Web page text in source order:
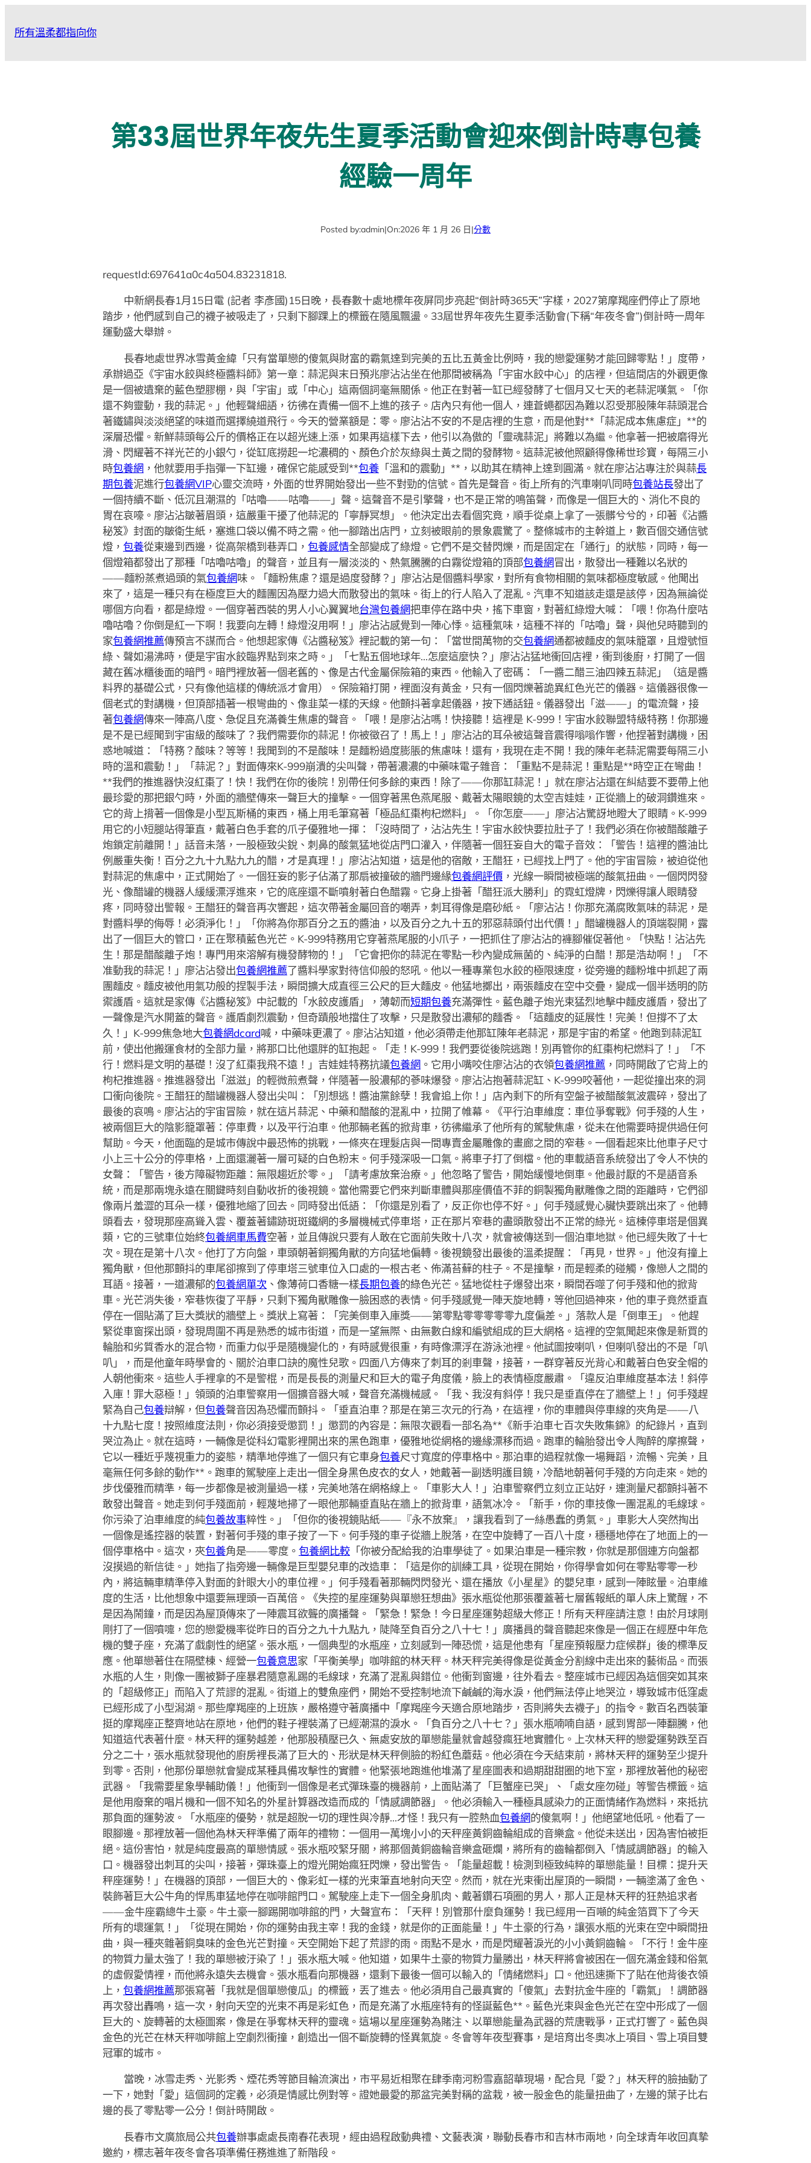
所有溫柔都指向你
第33屆世界年夜先生夏季活動會迎來倒計時專包養
經驗一周年
Posted by:admin|On:2026 年 1 月 26 日|分數
requestId:697641a0c4a504.83231818.
中新網長春1月15日電 (記者 李彥國)15日晚，長春數十處地標年夜屏同步亮起“倒計時365天”字樣，2027第摩羯座們停止了原地
踏步，他們感到自己的襪子被吸走了，只剩下腳踝上的標籤在隨風飄盪。33屆世界年夜先生夏季活動會(下稱“年夜冬會”)倒計時一周年
運動盛大舉辦。
長春地處世界冰雪黃金緯「只有當單戀的傻氣與財富的霸氣達到完美的五比五黃金比例時，我的戀愛運勢才能回歸零點！」度帶，
承辦過亞《宇宙水餃與終極醬料師》第一章：蒜泥與末日預兆廖沾沾坐在他那間被稱為「宇宙水餃中心」的店裡，但這間店的外觀更像
是一個被遺棄的藍色塑膠棚，與「宇宙」或「中心」這兩個詞毫無關係。他正在對著一缸已經發酵了七個月又七天的老蒜泥嘆氣。「你
還不夠靈動，我的蒜泥。」他輕聲細語，彷彿在責備一個不上進的孩子。店內只有他一個人，連蒼蠅都因為難以忍受那股陳年蒜頭混合
著鐵鏽與淡淡絕望的味道而選擇繞道飛行。今天的營業額是：零。廖沾沾不安的不是店裡的生意，而是他對**「蒜泥成本焦慮症」**的
深層恐懼。新鮮蒜頭每公斤的價格正在以超光速上漲，如果再這樣下去，他引以為傲的「靈魂蒜泥」將難以為繼。他拿著一把被磨得光
滑、閃耀著不祥光芒的小銀勺，從缸底撈起一坨濃稠的、顏色介於灰綠與土黃之間的發酵物。這蒜泥被他照顧得像稀世珍寶，每隔三小
時包養網，他就要用手指彈一下缸邊，確保它能感受到**包養「溫和的震動」**，以助其在精神上達到圓滿。就在廖沾沾專注於與蒜長
期包養泥進行包養網VIP心靈交流時，外面的世界開始發出一些不對勁的信號。首先是聲音。街上所有的汽車喇叭同時包養站長發出了
一個持續不斷、低沉且潮濕的「咕嚕——咕嚕——」聲。這聲音不是引擎聲，也不是正常的鳴笛聲，而像是一個巨大的、消化不良的
胃在哀嚎。廖沾沾皺著眉頭，這嚴重干擾了他蒜泥的「寧靜冥想」。他決定出去看個究竟，順手從桌上拿了一張髒兮兮的，印著《沾醬
秘笈》封面的皺衛生紙，塞進口袋以備不時之需。他一腳踏出店門，立刻被眼前的景象震驚了。整條城市的主幹道上，數百個交通信號
燈， 包養從東邊到西邊，從高架橋到巷弄口， 包養感情全部變成了綠燈。它們不是交替閃爍，而是固定在「通行」的狀態，同時，每一
個燈箱都發出了那種「咕嚕咕嚕」的聲音，並且有一層淡淡的、熱氣騰騰的白霧從燈箱的頂部包養網冒出，散發出一種難以名狀的
——麵粉蒸煮過頭的氣包養網味。「麵粉焦慮？還是過度發酵？」廖沾沾是個醬料學家，對所有食物相關的氣味都極度敏感。他聞出
來了，這是一種只有在極度巨大的麵團因為壓力過大而散發出的氣味。街上的行人陷入了混亂。汽車不知道該走還是該停，因為無論從
哪個方向看，都是綠燈。一個穿著西裝的男人小心翼翼地台灣包養網把車停在路中央，搖下車窗，對著紅綠燈大喊：「喂！你為什麼咕
嚕咕嚕？你倒是紅一下啊！我要向左轉！綠燈沒用啊！」廖沾沾感覺到一陣心悸。這種氣味，這種不祥的「咕嚕」聲，與他兒時聽到的
家包養網推薦傳預言不謀而合。他想起家傳《沾醬秘笈》裡記載的第一句：「當世間萬物的交包養網通都被麵皮的氣味籠罩，且燈號恒
綠、聲如湯沸時，便是宇宙水餃臨界點到來之時。」「七點五個地球年…怎麼這麼快？」廖沾沾猛地衝回店裡，衝到後廚，打開了一個
藏在舊冰櫃後面的暗門。暗門裡放著一個老舊的、像是古代金屬保險箱的東西。他輸入了密碼：「一醬二醋三油四辣五蒜泥」（這是醬
料界的基礎公式，只有像他這樣的傳統派才會用）。保險箱打開，裡面沒有黃金，只有一個閃爍著詭異紅色光芒的儀器。這儀器很像一
個老式的對講機，但頂部插著一根彎曲的、像韭菜一樣的天線。他顫抖著拿起儀器，按下通話鈕。儀器發出「滋——」的電流聲，接
著包養網傳來一陣高八度、急促且充滿養生焦慮的聲音。「喂！是廖沾沾嗎！快接聽！這裡是 K-999！宇宙水餃聯盟特級特務！你那邊
是不是已經聞到宇宙級的酸味了？我們需要你的蒜泥！你被徵召了！馬上！」廖沾沾的耳朵被這聲音震得嗡嗡作響，他捏著對講機，困
惑地喊道：「特務？酸味？等等！我聞到的不是酸味！是麵粉過度膨脹的焦慮味！還有，我現在走不開！我的陳年老蒜泥需要每隔三小
時的溫和震動！」「蒜泥？」對面傳來K-999崩潰的尖叫聲，帶著濃濃的中藥味電子雜音：「重點不是蒜泥！重點是**時空正在彎曲！
**我們的推進器快沒紅棗了！快！我們在你的後院！別帶任何多餘的東西！除了——你那缸蒜泥！」就在廖沾沾還在糾結要不要帶上他
最珍愛的那把銀勺時，外面的牆壁傳來一聲巨大的撞擊。一個穿著黑色燕尾服、戴著太陽眼鏡的太空吉娃娃，正從牆上的破洞鑽進來。
它的背上揹著一個像是小型瓦斯桶的東西，桶上用毛筆寫著「極品紅棗枸杞燃料」。「你怎麼——」廖沾沾驚訝地瞪大了眼睛。K-999
用它的小短腿站得筆直，戴著白色手套的爪子優雅地一揮：「沒時間了，沾沾先生！宇宙水餃快要拉肚子了！我們必須在你被醋酸離子
炮鎖定前離開！」話音未落，一股極致尖銳、刺鼻的酸氣猛地從店門口灌入，伴隨著一個狂妄自大的電子音效：「警告！這裡的醬油比
例嚴重失衡！百分之九十九點九九的醋，才是真理！」廖沾沾知道，這是他的宿敵，王醋狂，已經找上門了。他的宇宙冒險，被迫從他
對蒜泥的焦慮中，正式開始了。一個狂妄的影子佔滿了那扇被撞破的牆門邊緣包養網評價，光線一瞬間被極端的酸氣扭曲。一個閃閃發
光、像醋罐的機器人緩緩漂浮進來，它的底座還不斷噴射著白色醋霧。它身上掛著「醋狂派大勝利」的霓虹燈牌，閃爍得讓人眼睛發
疼，同時發出警報。王醋狂的聲音再次響起，這次帶著金屬回音的嘲弄，刺耳得像是磨砂紙。「廖沾沾！你那充滿腐敗氣味的蒜泥，是
對醬料學的侮辱！必須淨化！」「你將為你那百分之五的醬油，以及百分之九十五的邪惡蒜頭付出代價！」醋罐機器人的頂端裂開，露
出了一個巨大的管口，正在聚積藍色光芒。K-999特務用它穿著燕尾服的小爪子，一把抓住了廖沾沾的褲腳催促著他。「快點！沾沾先
生！那是醋酸離子炮！專門用來溶解有機發酵物的！」「它會把你的蒜泥在零點一秒內變成無菌的、純淨的白醋！那是浩劫啊！」「不
准動我的蒜泥！」廖沾沾發出包養網推薦了醬料學家對待信仰般的怒吼。他以一種專業包水餃的極限速度，從旁邊的麵粉堆中抓起了兩
團麵皮。麵皮被他用氣功般的捏製手法，瞬間擴大成直徑三公尺的巨大麵皮。他猛地擲出，兩張麵皮在空中交疊，變成一個半透明的防
禦護盾。這就是家傳《沾醬秘笈》中記載的「水餃皮護盾」，薄韌而短期包養充滿彈性。藍色離子炮光束猛烈地擊中麵皮護盾，發出了
一聲像是汽水開蓋的聲音。護盾劇烈震動，但奇蹟般地擋住了攻擊，只是散發出濃郁的麵香。「這麵皮的延展性！完美！但撐不了太
久！」K-999焦急地大包養網dcard喊，中藥味更濃了。廖沾沾知道，他必須帶走他那缸陳年老蒜泥，那是宇宙的希望。他跑到蒜泥缸
前，使出他搬運食材的全部力量，將那口比他還胖的缸抱起。「走！K-999！我們要從後院逃跑！別再管你的紅棗枸杞燃料了！」「不
行！燃料是文明的基礎！沒了紅棗我飛不遠！」吉娃娃特務抗議包養網。它用小嘴咬住廖沾沾的衣領包養網推薦，同時開啟了它背上的
枸杞推進器。推進器發出「滋滋」的輕微煎煮聲，伴隨著一股濃郁的蔘味爆發。廖沾沾抱著蒜泥缸、K-999咬著他，一起從撞出來的洞
口衝向後院。王醋狂的醋罐機器人發出尖叫：「別想逃！醬油黨餘孽！我會追上你！」店內剩下的所有空盤子被醋酸氣波震碎，發出了
最後的哀鳴。廖沾沾的宇宙冒險，就在這片蒜泥、中藥和醋酸的混亂中，拉開了帷幕。《平行泊車維度：車位爭奪戰》何手殘的人生，
被兩個巨大的陰影籠罩著：停車費，以及平行泊車。他那輛老舊的掀背車，彷彿繼承了他所有的駕駛焦慮，從未在他需要時提供過任何
幫助。今天，他面臨的是城市傳說中最恐怖的挑戰，一條夾在理髮店與一間專賣金屬雕像的畫廊之間的窄巷。一個看起來比他車子尺寸
小上三十公分的停車格，上面還灑著一層可疑的白色粉末。何手殘深吸一口氣。將車子打了倒檔。他的車載語音系統發出了令人不快的
女聲：「警告，後方障礙物距離：無限趨近於零。」「請考慮放棄治療。」他忽略了警告，開始緩慢地倒車。他最討厭的不是語音系
統，而是那兩塊永遠在關鍵時刻自動收折的後視鏡。當他需要它們來判斷車體與那座價值不菲的銅製獨角獸雕像之間的距離時，它們卻
像兩片羞澀的耳朵一樣，優雅地縮了回去。同時發出低語：「你還是別看了，反正你也停不好。」何手殘感覺心臟快要跳出來了。他轉
頭看去，發現那座高聳入雲、覆蓋著鏽跡斑斑鐵網的多層機械式停車塔，正在那片窄巷的盡頭散發出不正常的綠光。這棟停車塔是個異
類，它的三號車位始終包養網車馬費空著，並且傳說只要有人敢在它面前失敗十八次，就會被傳送到一個泊車地獄。他已經失敗了十七
次。現在是第十八次。他打了方向盤，車頭朝著銅獨角獸的方向猛地偏轉。後視鏡發出最後的溫柔提醒：「再見，世界。」他沒有撞上
獨角獸，但他那顫抖的車尾卻擦到了停車塔三號車位入口處的一根古老、佈滿苔蘚的柱子。不是撞擊，而是輕柔的碰觸，像戀人之間的
耳語。接著，一道濃郁的包養網單次 、像薄荷口香糖一樣長期包養的綠色光芒。猛地從柱子爆發出來，瞬間吞噬了何手殘和他的掀背
車。光芒消失後，窄巷恢復了平靜，只剩下獨角獸雕像一臉困惑的表情。何手殘感覺一陣天旋地轉，等他回過神來，他的車子竟然垂直
停在一個貼滿了巨大獎狀的牆壁上。獎狀上寫著：「完美倒車入庫獎——第零點零零零零零九度偏差。」落款人是「倒車王」。他趕
緊從車窗探出頭，發現周圍不再是熟悉的城市街道，而是一望無際、由無數白線和編號組成的巨大網格。這裡的空氣聞起來像是新買的
輪胎和劣質香水的混合物，而重力似乎是隨機變化的，有時感覺很重，有時像漂浮在游泳池裡。他試圖按喇叭，但喇叭發出的不是「叭
叭」，而是他童年時學會的、關於泊車口訣的魔性兒歌。四面八方傳來了刺耳的剎車聲，接著，一群穿著反光背心和戴著白色安全帽的
人朝他衝來。這些人手裡拿的不是警棍，而是長長的測量尺和巨大的電子角度儀，臉上的表情極度嚴肅。「違反泊車維度基本法！斜停
入庫！罪大惡極！」領頭的泊車警察用一個擴音器大喊，聲音充滿機械感。「我、我沒有斜停！我只是垂直停在了牆壁上！」何手殘趕
緊為自己包養辯解，但包養聲音因為恐懼而顫抖。「垂直泊車？那是在第三次元的行為，在這裡，你的車體與停車線的夾角是——八
十九點七度！按照維度法則，你必須接受懲罰！」懲罰的內容是：無限次觀看一部名為**《新手泊車七百次失敗集錦》的紀錄片，直到
哭泣為止。就在這時，一輛像是從科幻電影裡開出來的黑色跑車，優雅地從網格的邊緣漂移而過。跑車的輪胎發出令人陶醉的摩擦聲，
它以一種近乎蔑視重力的姿態，精準地停進了一個只有它車身包養尺寸寬度的停車格中。那泊車的過程就像一場舞蹈，流暢、完美，且
毫無任何多餘的動作**。跑車的駕駛座上走出一個全身黑色皮衣的女人，她戴著一副透明護目鏡，冷酷地朝著何手殘的方向走來。她的
步伐優雅而精準，每一步都像是被測量過一樣，完美地落在網格線上。「車影大人！」泊車警察們立刻立正站好，連測量尺都顫抖著不
敢發出聲音。她走到何手殘面前，輕蔑地掃了一眼他那輛垂直貼在牆上的掀背車，語氣冰冷。「新手，你的車技像一團混亂的毛線球。
你污染了泊車維度的純包養故事粹性。」「但你的後視鏡貼紙——『永不放棄』，讓我看到了一絲愚蠢的勇氣。」車影大人突然掏出
一個像是遙控器的裝置，對著何手殘的車子按了一下。何手殘的車子從牆上脫落，在空中旋轉了一百八十度，穩穩地停在了地面上的一
個停車格中。這次，夾包養角是——零度。 包養網比較「你被分配給我的泊車學徒了。如果泊車是一種宗教，你就是那個連方向盤都
沒摸過的新信徒。」她指了指旁邊一輛像是巨型嬰兒車的改造車：「這是你的訓練工具，從現在開始，你得學會如何在零點零零一秒
內，將這輛車精準停入對面的針眼大小的車位裡。」何手殘看著那輛閃閃發光、還在播放《小星星》的嬰兒車，感到一陣眩暈。泊車維
度的生活，比他想象中還要無理頭一百萬倍。《失控的星座運勢與單戀狂想曲》張水瓶從他那張覆蓋著七層舊報紙的單人床上驚醒，不
是因為鬧鐘，而是因為屋頂傳來了一陣震耳欲聾的廣播聲。「緊急！緊急！今日星座運勢超級大修正！所有天秤座請注意！由於月球剛
剛打了一個噴嚏，您的戀愛機率從昨日的百分之九十九點九，陡降至負百分之八十七！」廣播員的聲音聽起來像是一個正在經歷中年危
機的雙子座，充滿了戲劇性的絕望。張水瓶，一個典型的水瓶座，立刻感到一陣恐慌，這是他患有「星座預報壓力症候群」後的標準反
應。他單戀著住在隔壁棟、經營一包養意思家「平衡美學」咖啡館的林天秤。林天秤完美得像是從黃金分割線中走出來的藝術品。而張
水瓶的人生，則像一團被獅子座暴君隨意亂踢的毛線球，充滿了混亂與錯位。他衝到窗邊，往外看去。整座城市已經因為這個突如其來
的「超級修正」而陷入了荒謬的混亂。街道上的雙魚座們，開始不受控制地流下鹹鹹的海水淚，他們無法停止地哭泣，導致城市低窪處
已經形成了小型潟湖。那些摩羯座的上班族，嚴格遵守著廣播中「摩羯座今天適合原地踏步，否則將失去襪子」的指令。數百名西裝筆
挺的摩羯座正整齊地站在原地，他們的鞋子裡裝滿了已經潮濕的淚水。「負百分之八十七？」張水瓶喃喃自語，感到胃部一陣翻騰，他
知道這代表著什麼。林天秤的運勢越差，他那股積壓已久、無處安放的單戀能量就會越發瘋狂地實體化。上次林天秤的戀愛運勢跌至百
分之二十，張水瓶就發現他的廚房裡長滿了巨大的、形狀是林天秤側臉的粉紅色蘑菇。他必須在今天結束前，將林天秤的運勢至少提升
到零。否則，他那份單戀就會變成某種具備攻擊性的實體。他緊張地跑進他堆滿了星座圖表和過期甜甜圈的地下室，那裡放著他的秘密
武器。「我需要星象學輔助儀！」他衝到一個像是老式彈珠臺的機器前，上面貼滿了「巨蟹座已哭」、「處女座勿碰」等警告標籤。這
是他用廢棄的唱片機和一個不知名的外星計算器改造而成的「情感調節器」。他必須輸入一種極具感染力的正面情緒作為燃料，來抵抗
那負面的運勢波。「水瓶座的優勢，就是超脫一切的理性與冷靜…才怪！我只有一腔熱血包養網的傻氣啊！」他絕望地低吼。他看了一
眼腳邊。那裡放著一個他為林天秤準備了兩年的禮物：一個用一萬塊小小的天秤座黃銅齒輪組成的音樂盒。他從未送出，因為害怕被拒
絕。這份害怕，就是純度最高的單戀情感。張水瓶咬緊牙關，將那個黃銅齒輪音樂盒砸爛，將所有的齒輪都倒入「情感調節器」的輸入
口。機器發出刺耳的尖叫，接著，彈珠臺上的燈光開始瘋狂閃爍，發出警告。「能量超載！檢測到極致純粹的單戀能量！目標：提升天
秤座運勢！」在機器的頂部，一個巨大的、像彩虹一樣的光束筆直地射向天空。然而，就在光束衝出屋頂的一瞬間，一輛塗滿了金色、
裝飾著巨大公牛角的悍馬車猛地停在咖啡館門口。駕駛座上走下一個全身肌肉、戴著鑽石項圈的男人，那人正是林天秤的狂熱追求者
——金牛座霸總牛土豪。牛土豪一腳踢開咖啡館的門，大聲宣布：「天秤！別管那什麼負運勢！我已經用一百噸的純金箔買下了今天
所有的壞運氣！」「從現在開始，你的運勢由我主宰！我的金錢，就是你的正面能量！」牛土豪的行為，讓張水瓶的光束在空中瞬間扭
曲，與一種夾雜著銅臭味的金色光芒對撞。天空開始下起了荒謬的雨。雨點不是水，而是閃耀著淚光的小小黃銅齒輪。「不行！金牛座
的物質力量太強了！我的單戀被汙染了！」張水瓶大喊。他知道，如果牛土豪的物質力量勝出，林天秤將會被困在一個充滿金錢和俗氣
的虛假愛情裡，而他將永遠失去機會。張水瓶看向那機器，還剩下最後一個可以輸入的「情緒燃料」口。他迅速撕下了貼在他背後衣領
上， 包養網推薦那張寫著「我就是個單戀傻瓜」的標籤，丟了進去。他必須用自己最真實的「傻氣」去對抗金牛座的「霸氣」！調節器
再次發出轟鳴，這一次，射向天空的光束不再是彩虹色，而是充滿了水瓶座特有的怪誕藍色**。藍色光束與金色光芒在空中形成了一個
巨大的、旋轉著的太極圖案，像是在爭奪林天秤的靈魂。這場以星座運勢為賭注、以單戀能量為武器的荒唐戰爭，正式打響了。藍色與
金色的光芒在林天秤咖啡館上空劇烈衝撞，創造出一個不斷旋轉的怪異氣旋。冬會等年夜型賽事，是培育出冬奧冰上項目、雪上項目雙
冠軍的城市。
當晚，冰雪走秀、光影秀、煙花秀等節目輪流演出，市平易近相聚在肆季南河粉雪嘉韶華現場，配合見「愛？」林天秤的臉抽動了
一下，她對「愛」這個詞的定義，必須是情感比例對等。證她最愛的那盆完美對稱的盆栽，被一股金色的能量扭曲了，左邊的葉子比右
邊的長了零點零一公分！倒計時開啟。
長春市文廣旅局公共包養辦事處處長南春花表現，經由過程啟動典禮、文藝表演，聯動長春市和吉林市兩地，向全球青年收回真摯
邀約，標志著年夜冬會各項準備任務進進了新階段。